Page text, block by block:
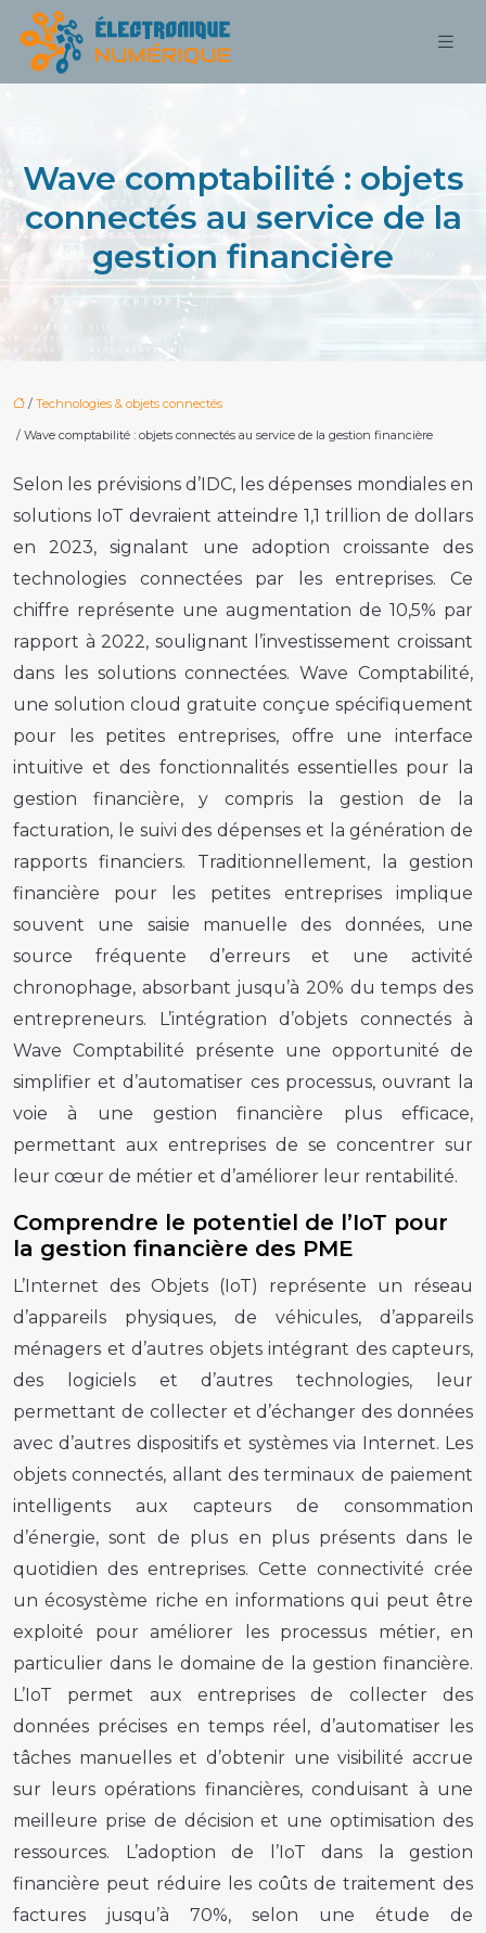
Wave comptabilité : objets
connectés au service de la
gestion financière
/ Technologies & objets connectés
/ Wave comptabilité : objets connectés au service de la gestion financière
Selon les prévisions d’IDC, les dépenses mondiales en
solutions IoT devraient atteindre 1,1 trillion de dollars
en 2023, signalant une adoption croissante des
technologies connectées par les entreprises. Ce
chiffre représente une augmentation de 10,5% par
rapport à 2022, soulignant l’investissement croissant
dans les solutions connectées. Wave Comptabilité,
une solution cloud gratuite conçue spécifiquement
pour les petites entreprises, offre une interface
intuitive et des fonctionnalités essentielles pour la
gestion financière, y compris la gestion de la
facturation, le suivi des dépenses et la génération de
rapports financiers. Traditionnellement, la gestion
financière pour les petites entreprises implique
souvent une saisie manuelle des données, une
source fréquente d’erreurs et une activité
chronophage, absorbant jusqu’à 20% du temps des
entrepreneurs. L’intégration d’objets connectés à
Wave Comptabilité présente une opportunité de
simplifier et d’automatiser ces processus, ouvrant la
voie à une gestion financière plus efficace,
permettant aux entreprises de se concentrer sur
leur cœur de métier et d’améliorer leur rentabilité.
Comprendre le potentiel de l’IoT pour
la gestion financière des PME
L’Internet des Objets (IoT) représente un réseau
d’appareils physiques, de véhicules, d’appareils
ménagers et d’autres objets intégrant des capteurs,
des logiciels et d’autres technologies, leur
permettant de collecter et d’échanger des données
avec d’autres dispositifs et systèmes via Internet. Les
objets connectés, allant des terminaux de paiement
intelligents aux capteurs de consommation
d’énergie, sont de plus en plus présents dans le
quotidien des entreprises. Cette connectivité crée
un écosystème riche en informations qui peut être
exploité pour améliorer les processus métier, en
particulier dans le domaine de la gestion financière.
L’IoT permet aux entreprises de collecter des
données précises en temps réel, d’automatiser les
tâches manuelles et d’obtenir une visibilité accrue
sur leurs opérations financières, conduisant à une
meilleure prise de décision et une optimisation des
ressources. L’adoption de l’IoT dans la gestion
financière peut réduire les coûts de traitement des
factures jusqu’à 70%, selon une étude de